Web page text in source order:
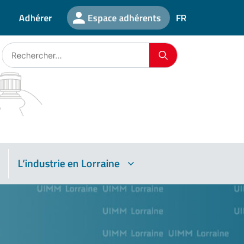
Adhérer Espace adhérents FR
L’industrie en Lorraine